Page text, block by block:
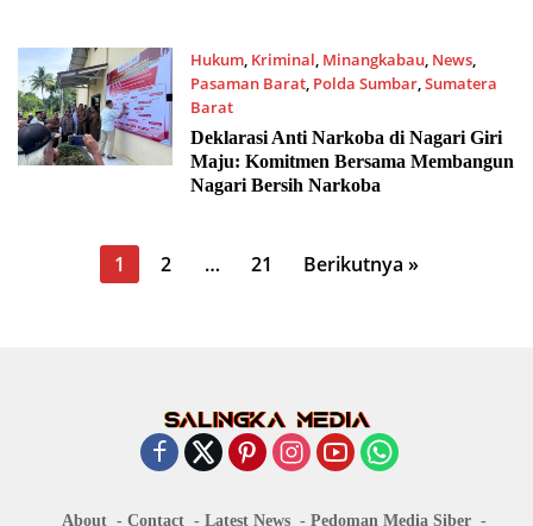
Hukum, Kriminal, Minangkabau, News,
Pasaman Barat, Polda Sumbar,Sumatera
Barat
23/07/2025 2:56 PM
Deklarasi Anti Narkoba di Nagari Giri
Maju: Komitmen Bersama Membangun
Nagari Bersih Narkoba
1 2 … 21 Berikutnya »
About Contact Latest News Pedoman Media Siber